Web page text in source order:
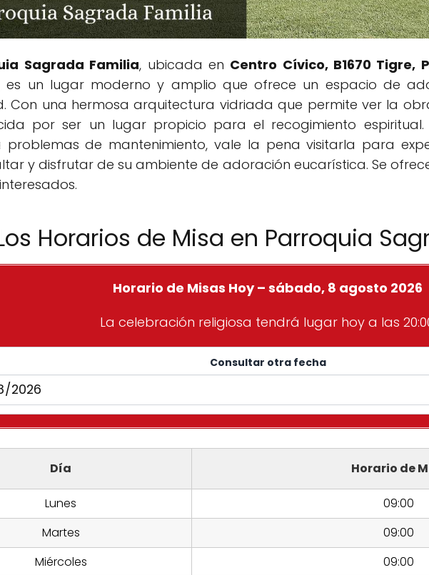
Sagrada Familia, ubicada en Centro Cívico, B1670 Tigre,
es un lugar moderno y amplio que ofrece un espacio de
Con una hermosa arquitectura vidriada que permite ver la
por ser un lugar propicio para el recogimiento espiritual.
de mantenimiento, vale la pena visitarla para
y disfrutar de su ambiente de adoración eucarística. Se
Horarios de Misa en Parroquia
Horario de Misas Hoy – sábado, 8 agosto 2026
La celebración religiosa tendrá lugar hoy a las
Consultar otra fecha
Día Horario de
Lunes
09:00
Martes
09:00
Miércoles
09:00